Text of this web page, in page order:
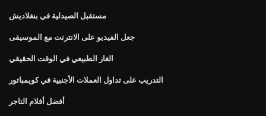
مستقبل الصيدلية في بنغلاديش
جعل الفيديو على الانترنت مع الموسيقى
الغاز الطبيعي في الوقت الحقيقي
التدريب على تداول العملات الأجنبية في كويمباتور
أفضل أفلام التاجر